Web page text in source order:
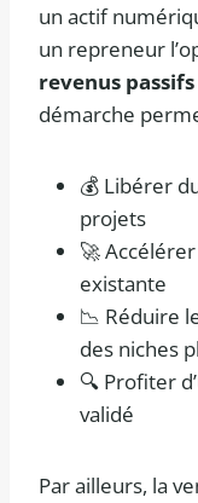
un actif
un repreneur
revenus passifs
démarche
💰 Libérer
projets
🚀
existante
📉 Réduire
des niches
🔍 Profiter
validé
Par ailleurs, la